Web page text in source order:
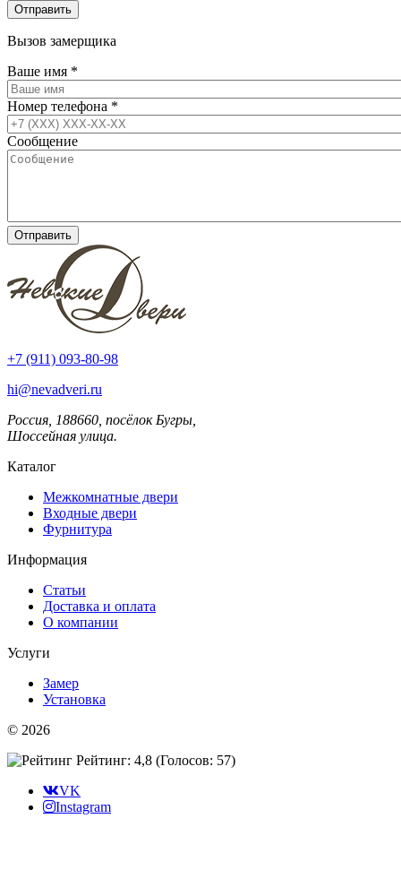
Вызов замерщика
Ваше имя *
Номер телефона *
Сообщение
+7 (911) 093-80-98
hi@nevadveri.ru
Россия, 188660, посёлок Бугры,
Шоссейная улица.
Каталог
Межкомнатные двери
Входные двери
Фурнитура
Информация
Статьи
Доставка и оплата
О компании
Услуги
Замер
Установка
© 2026
Рейтинг: 4,8 (Голосов: 57)
VK
Instagram